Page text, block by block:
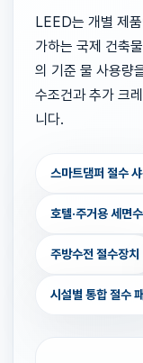
LEED는 개별 제
가하는 국제 건축
의 기준 물 사용
수조건과 추가 크
니다.
스마트댐퍼 절수
호텔·주거용 세면
주방수전 절수장치
시설별 통합 절수